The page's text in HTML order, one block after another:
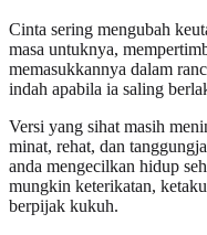
Cinta sering mengubah
masa untuknya,
memasukkannya dalam
indah apabila ia saling
Versi yang sihat masih
minat, rehat, dan
anda mengecilkan hidup
mungkin keterikatan,
berpijak kukuh.